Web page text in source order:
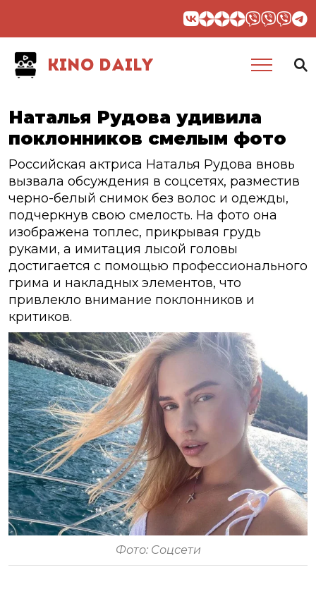
KINO DAILY
Наталья Рудова удивила
поклонников смелым фото
Российская актриса Наталья Рудова вновь
вызвала обсуждения в соцсетях, разместив
черно-белый снимок без волос и одежды,
подчеркнув свою смелость. На фото она
изображена топлес, прикрывая грудь
руками, а имитация лысой головы
достигается с помощью профессионального
грима и накладных элементов, что
привлекло внимание поклонников и
критиков.
Фото: Соцсети